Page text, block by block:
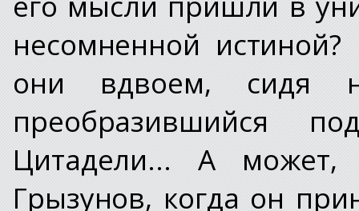
несомненной
они вдвоем, сидя
преобразившийся
Цитадели... А
Грызунов, когда он